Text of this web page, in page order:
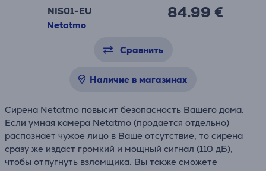
NIS01-EU
Netatmo
84.99 €
Сравнить
Наличие в магазинах
Сирена Netatmo повысит безопасность Вашего дома.
Если умная камера Netatmo (продается отдельно)
распознает чужое лицо в Ваше отсутствие, то сирена
сразу же издаст громкий и мощный сигнал (110 дБ),
чтобы отпугнуть взломщика. Вы также сможете